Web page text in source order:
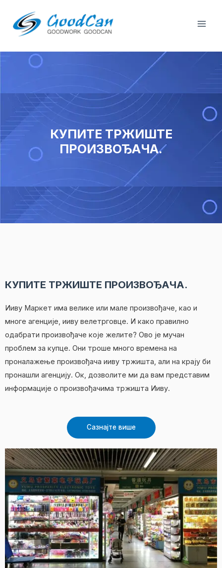
садржај
КУПИТЕ ТРЖИШТЕ
ПРОИЗВОЂАЧА.
КУПИТЕ ТРЖИШТЕ ПРОИЗВОЂАЧА.
Ииву Маркет има велике или мале произвођаче, као и
многе агенције, ииву велетрговце. И како правилно
одабрати произвођаче које желите? Ово је мучан
проблем за купце. Они троше много времена на
проналажење произвођача ииву тржишта, али на крају би
пронашли агенцију. Ок, дозволите ми да вам представим
информације о произвођачима тржишта Ииву.
Сазнајте више